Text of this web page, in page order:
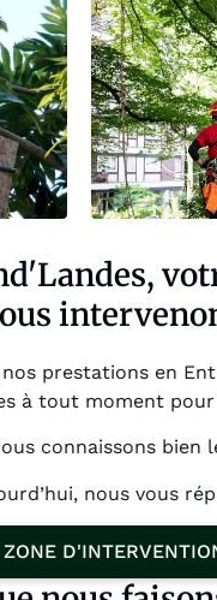
nos prestations en
à tout moment
connaissons bien
nous vous